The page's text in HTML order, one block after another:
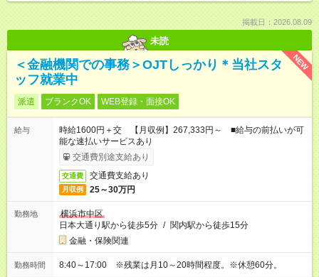
掲載日：2026.08.09
未読
NEW
＜金融機関での事務＞OJTしっかり＊当社スタ
ッフ就業中
派遣 ブランクOK WEB登録・面接OK
給与
時給1600円＋交 【月収例】267,333円～ ■給与の前払いが可
能な速払いサービスあり
交通費別途支給あり
交通費 交通費支給あり
月収例 25～30万円
勤務地
横浜市中区
日本大通り駅から徒歩5分 / 関内駅から徒歩15分
金融・保険関連
勤務時間 8:40～17:00 ※残業は月10～20時間程度。※休憩60分。